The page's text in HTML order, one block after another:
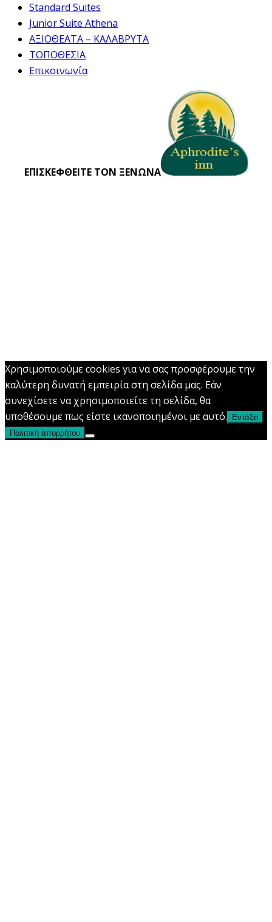
Standard Suites
Junior Suite Athena
ΑΞΙΟΘΕΑΤΑ – ΚΑΛΑΒΡΥΤΑ
ΤΟΠΟΘΕΣΙΑ
Επικοινωνία
ΕΠΙΣΚΕΦΘΕΙΤΕ ΤΟΝ ΞΕΝΩΝΑ
Χρησιμοποιούμε cookies για να σας προσφέρουμε την
καλύτερη δυνατή εμπειρία στη σελίδα μας. Εάν
συνεχίσετε να χρησιμοποιείτε τη σελίδα, θα
υποθέσουμε πως είστε ικανοποιημένοι με αυτό.
Εντάξει
Πολιτική απορρήτου